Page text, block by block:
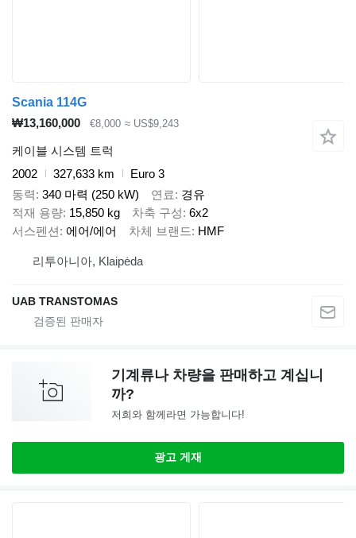
Scania 114G
₩13,160,000
€8,000 ≈ US$9,243
케이블 시스템 트럭
2002
327,633 km
Euro 3
동력 340 마력 (250 kW) 연료
경유
적재 용량 15,850 kg 차축 구성 6x2
서스펜션 에어/에어 차체 브랜드 HMF
리투아니아, Klaipėda
UAB TRANSTOMAS
기계류나 차량을 판매하고 계십니
까?
저희와 함께라면 가능합니다!
광고 게재